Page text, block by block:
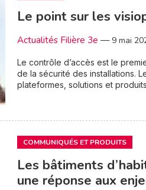
Le point sur les
Actualités Filière 3e — 9 mai
Le contrôle d’accès est le
de la sécurité des installations.
plateformes, solutions et
COMMUNIQUÉS ET PRODUITS
Les bâtiments
une réponse aux